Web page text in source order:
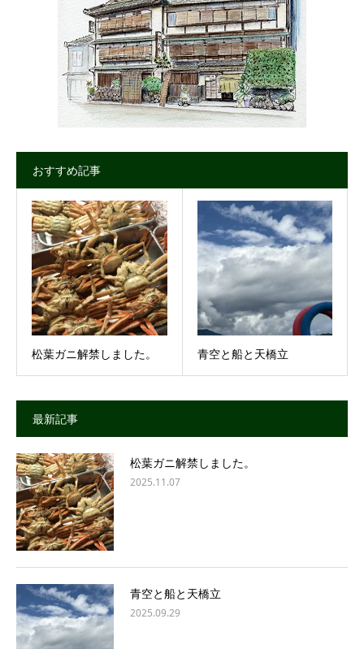
おすすめ記事
松葉ガニ解禁しました。 青空と船と天橋立
最新記事
松葉ガニ解禁しました。
2025.11.07
青空と船と天橋立
2025.09.29